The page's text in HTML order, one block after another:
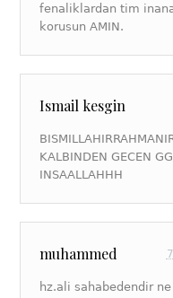
fenaliklardan tim
korusun AMIN.
Ismail kesgin
KALBINDEN GECEN
INSAALLAHHH
muhammed
hz.ali sahabedendir ne